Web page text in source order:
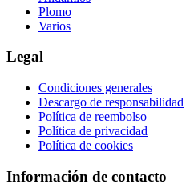
Plomo
Varios
Legal
Condiciones generales
Descargo de responsabilidad
Política de reembolso
Política de privacidad
Política de cookies
Información de contacto